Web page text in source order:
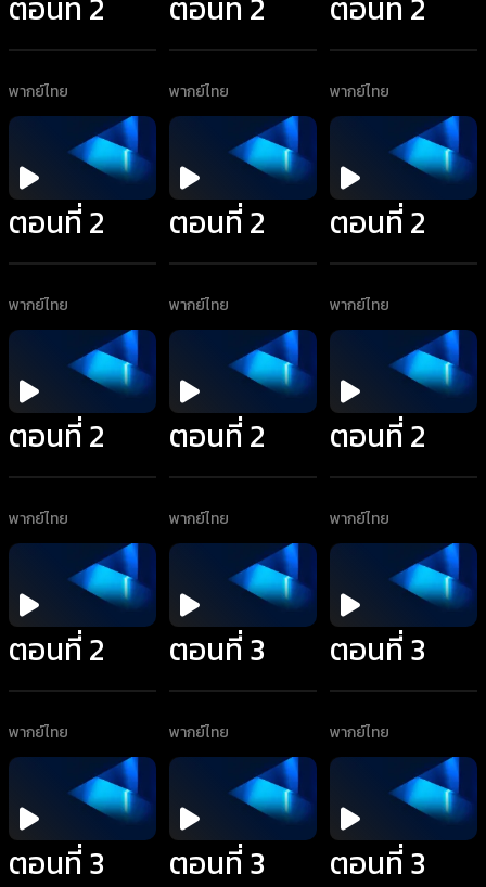
พากย์ไทย พากย์ไทย พากย์ไทย
ตอนที่ 2
พากย์ไทย
ตอนที่ 2
พากย์ไทย
ตอนที่ 2
พากย์ไทย
ตอนที่ 2
พากย์ไทย
ตอนที่ 2
พากย์ไทย
ตอนที่ 2
พากย์ไทย
ตอนที่ 2
พากย์ไทย
ตอนที่ 3
พากย์ไทย
ตอนที่ 3
พากย์ไทย
ตอนที่ 3 ตอนที่ 3 ตอนที่ 3